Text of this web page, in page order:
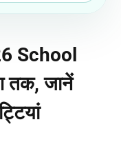
School
तक, जानें